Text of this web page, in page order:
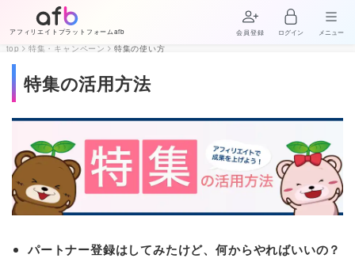
アフィリエイトプラットフォームafb 会員登録 ログイン メニュー
top 特集・キャンペーン 特集の使い方
特集の活用方法
パートナー登録はしてみたけど、何からやればいいの？